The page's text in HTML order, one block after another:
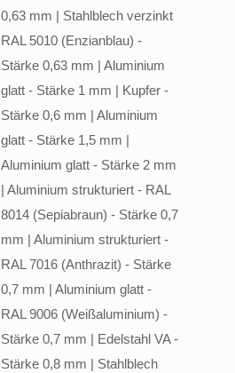
0,63 mm | Stahlblech verzinkt
RAL 5010 (Enzianblau) -
Stärke 0,63 mm | Aluminium
glatt - Stärke 1 mm | Kupfer -
Stärke 0,6 mm | Aluminium
glatt - Stärke 1,5 mm |
Aluminium glatt - Stärke 2 mm
| Aluminium strukturiert - RAL
8014 (Sepiabraun) - Stärke 0,7
mm | Aluminium strukturiert -
RAL 7016 (Anthrazit) - Stärke
0,7 mm | Aluminium glatt -
RAL 9006 (Weißaluminium) -
Stärke 0,7 mm | Edelstahl VA -
Stärke 0,8 mm | Stahlblech